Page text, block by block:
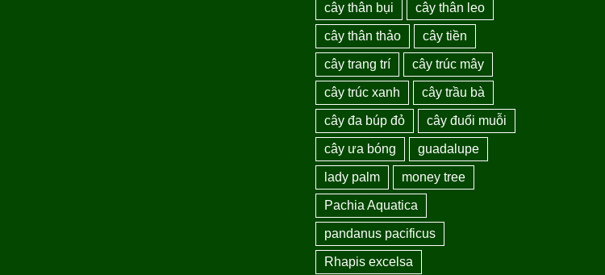
cây thân bụi cây thân leo
cây thân thảo cây tiền
cây trang trí cây trúc mây
cây trúc xanh cây trầu bà
cây đa búp đỏ cây đuổi muỗi
cây ưa bóng guadalupe
lady palm money tree
Pachia Aquatica
pandanus pacificus
Rhapis excelsa